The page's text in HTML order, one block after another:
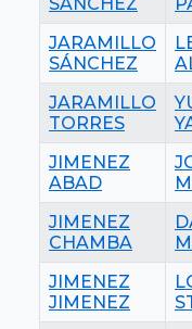
JARAMILLO
SÁNCHEZ
JARAMILLO
TORRES
JIMENEZ
ABAD
JIMENEZ
CHAMBA
JIMENEZ
JIMENEZ